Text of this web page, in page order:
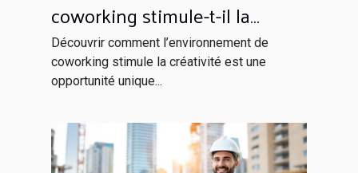
coworking stimule-t-il la
créativité?
Découvrir comment l’environnement de
coworking stimule la créativité est une
opportunité unique...